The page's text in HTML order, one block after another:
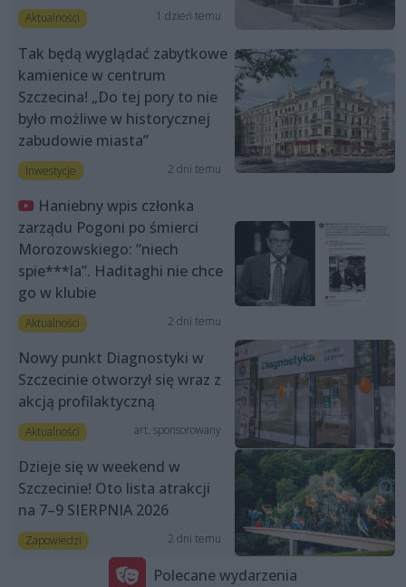
Aktualności 1 dzień temu
Tak będą wyglądać zabytkowe
kamienice w centrum
Szczecina! „Do tej pory to nie
było możliwe w historycznej
zabudowie miasta”
Inwestycje 2 dni temu
Haniebny wpis członka
zarządu Pogoni po śmierci
Morozowskiego: “niech
spie***la”. Haditaghi nie chce
go w klubie
Aktualności 2 dni temu
Nowy punkt Diagnostyki w
Szczecinie otworzył się wraz z
akcją profilaktyczną
Aktualności art. sponsorowany
Dzieje się w weekend w
Szczecinie! Oto lista atrakcji
na 7–9 SIERPNIA 2026
Zapowiedzi 2 dni temu
Polecane wydarzenia